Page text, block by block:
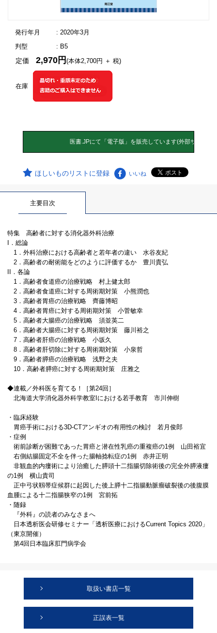
発行年月
: 2020年3月
判型
: B5
在庫
定価2,970円(本体2,700円 ＋ 税)
ほしいものリストに登録 いいね
主要目次
特集 高齢者に対する消化器外科治療
I．総論
1．外科治療における高齢者と若年者の違い 水谷友紀
2．高齢者の耐術能をどのように評価するか 豊川貴弘
II．各論
1．高齢者食道癌の治療戦略 村上健太郎
2．高齢者食道癌に対する周術期対策 小熊潤也
3．高齢者胃癌の治療戦略 齊藤博昭
4．高齢者胃癌に対する周術期対策 小菅敏幸
5．高齢者大腸癌の治療戦略 須並英二
6．高齢者大腸癌に対する周術期対策 藤川裕之
7．高齢者肝癌の治療戦略 小坂久
8．高齢者肝切除に対する周術期対策 小泉哲
9．高齢者膵癌の治療戦略 浅野之夫
10．高齢者膵癌に対する周術期対策 庄雅之
◆連載／外科医を育てる！［第24回］
北海道大学消化器外科学教室Iにおける若手教育 市川伸樹
・臨床経験
胃癌手術における3D-CTアンギオの有用性の検討 若月俊郎
・症例
術前診断が困難であった胃癌と潜在性乳癌の重複癌の1例 山田裕宜
右側結腸固定不全を伴った腸軸捻転症の1例 赤井正明
非観血的内瘻術により治癒した膵頭十二指腸切除術後の完全外膵液瘻
の1例 横山貴司
正中弓状靱帯症候群に起因した後上膵十二指腸動脈瘤破裂後の後腹膜
血腫による十二指腸狭窄の1例 宮前拓
・随録
『外科』の読者のみなさまへ
日本透析医会研修セミナー「透析医療におけるCurrent Topics 2020」
（東京開催）
第4回日本臨床肛門病学会
取扱い書店一覧
正誤表一覧